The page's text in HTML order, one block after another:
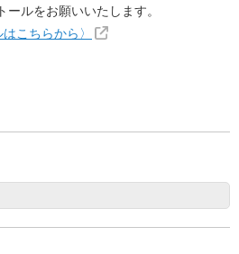
ルをお願いいたします。
こちらから〉